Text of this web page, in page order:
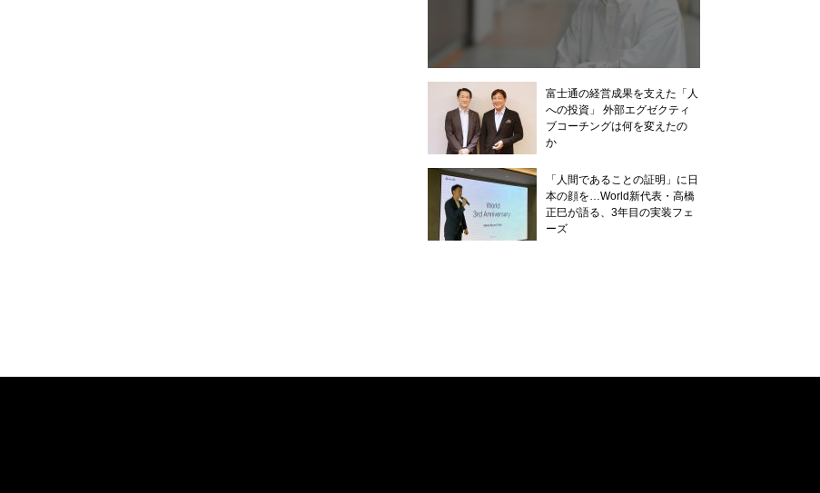
富士通の経営成果を支えた「人
への投資」 外部エグゼクティ
ブコーチングは何を変えたの
か
「人間であることの証明」に日
本の顔を…World新代表・高橋
正巳が語る、3年目の実装フェ
ーズ